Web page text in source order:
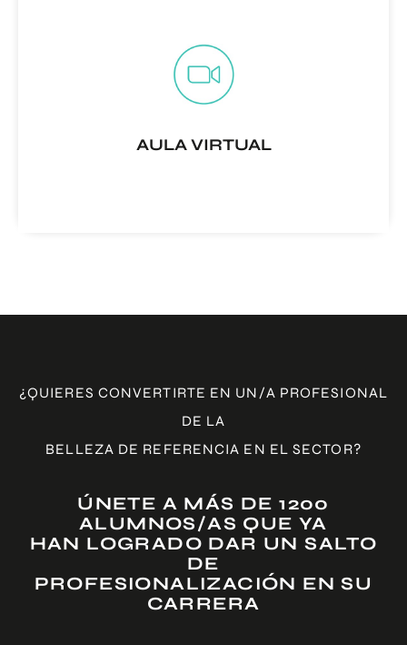
AULA VIRTUAL
Clases 100% virtuales pregrabadas en vídeo para ver
ACCEDE AL AULA VIRTUAL
¿QUIERES CONVERTIRTE EN UN/A PROFESIONAL
DE LA
BELLEZA DE REFERENCIA EN EL SECTOR?
ÚNETE A MÁS DE 1200
ALUMNOS/AS QUE YA
HAN LOGRADO DAR UN SALTO
DE
PROFESIONALIZACIÓN EN SU
CARRERA